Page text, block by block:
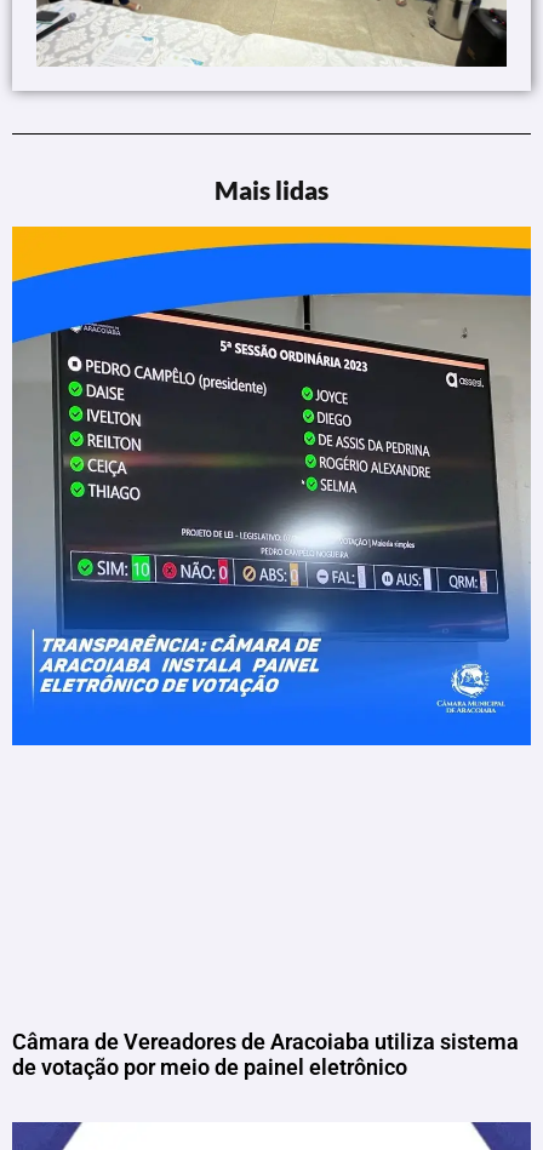
Mais lidas
Câmara de Vereadores de Aracoiaba utiliza sistema
de votação por meio de painel eletrônico